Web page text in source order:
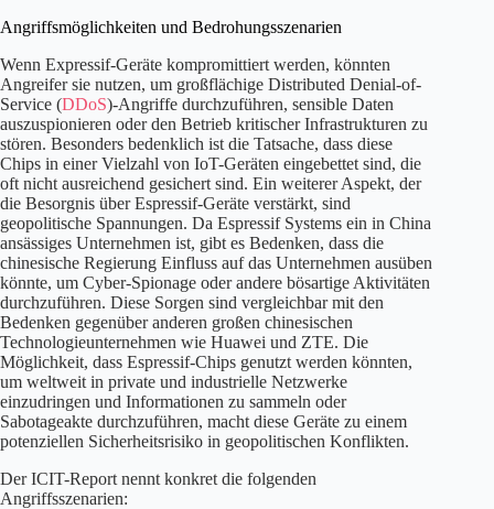
Angriffsmöglichkeiten und Bedrohungsszenarien
Wenn Expressif-Geräte kompromittiert werden, könnten
Angreifer sie nutzen, um großflächige Distributed Denial-of-
Service (DDoS)-Angriffe durchzuführen, sensible Daten
auszuspionieren oder den Betrieb kritischer Infrastrukturen zu
stören. Besonders bedenklich ist die Tatsache, dass diese
Chips in einer Vielzahl von IoT-Geräten eingebettet sind, die
oft nicht ausreichend gesichert sind. Ein weiterer Aspekt, der
die Besorgnis über Espressif-Geräte verstärkt, sind
geopolitische Spannungen. Da Espressif Systems ein in China
ansässiges Unternehmen ist, gibt es Bedenken, dass die
chinesische Regierung Einfluss auf das Unternehmen ausüben
könnte, um Cyber-Spionage oder andere bösartige Aktivitäten
durchzuführen. Diese Sorgen sind vergleichbar mit den
Bedenken gegenüber anderen großen chinesischen
Technologieunternehmen wie Huawei und ZTE. Die
Möglichkeit, dass Espressif-Chips genutzt werden könnten,
um weltweit in private und industrielle Netzwerke
einzudringen und Informationen zu sammeln oder
Sabotageakte durchzuführen, macht diese Geräte zu einem
potenziellen Sicherheitsrisiko in geopolitischen Konflikten.
Der ICIT-Report nennt konkret die folgenden
Angriffsszenarien: